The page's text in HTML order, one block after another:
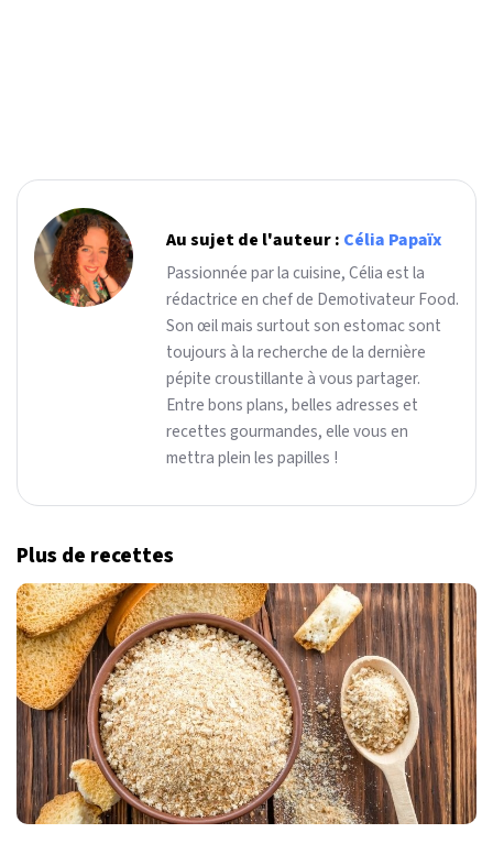
Au sujet de l'auteur : Célia Papaïx
Passionnée par la cuisine, Célia est la
rédactrice en chef de Demotivateur Food.
Son œil mais surtout son estomac sont
toujours à la recherche de la dernière
pépite croustillante à vous partager.
Entre bons plans, belles adresses et
recettes gourmandes, elle vous en
mettra plein les papilles !
Plus de recettes